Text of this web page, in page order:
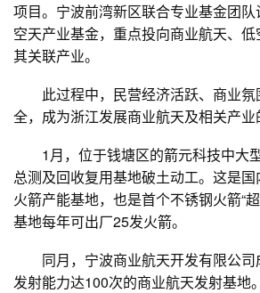
项目。宁波前湾新区联合专业基金团
空天产业基金，重点投向商业航天、
其关联产业。
此过程中，民营经济活跃、商业氛
全，成为浙江发展商业航天及相关产业
1月，位于钱塘区的箭元科技中大
总测及回收复用基地破土动工。这是
火箭产能基地，也是首个不锈钢火箭“超
基地每年可出厂25发火箭。
同月，宁波商业航天开发有限公司
发射能力达100次的商业航天发射基地。